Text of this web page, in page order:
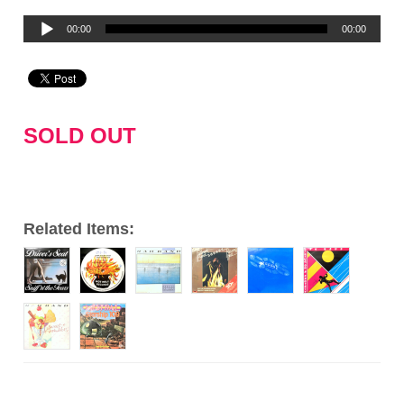
プ
ヤ
00:00 00:00
SOLD OUT
Related Items: